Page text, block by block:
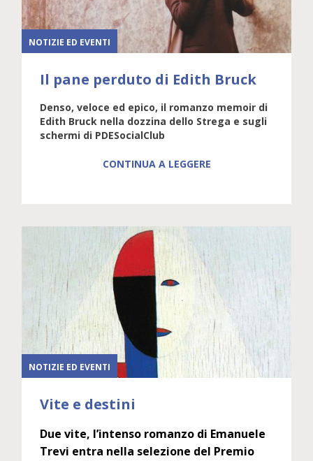
NOTIZIE ED EVENTI
Il pane perduto di Edith Bruck
Denso, veloce ed epico, il romanzo memoir di
Edith Bruck nella dozzina dello Strega e sugli
schermi di PDESocialClub
CONTINUA A LEGGERE
NOTIZIE ED EVENTI
Vite e destini
Due vite, l’intenso romanzo di Emanuele
Trevi entra nella selezione del Premio